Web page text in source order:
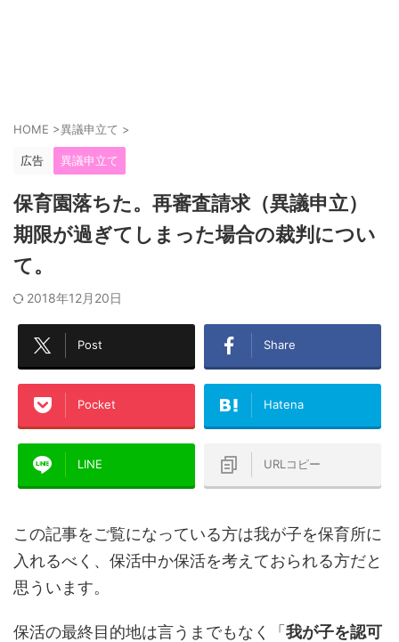
HOME >異議申立て >
広告 異議申立て
保育園落ちた。再審査請求（異議申立）
期限が過ぎてしまった場合の裁判につい
て。
2018年12月20日
Post Share
Pocket Hatena
LINE URLコピー
この記事をご覧になっている方は我が子を保育所に
入れるべく、保活中か保活を考えておられる方だと
思ういます。
保活の最終目的地は言うまでもなく「 我が子を認可